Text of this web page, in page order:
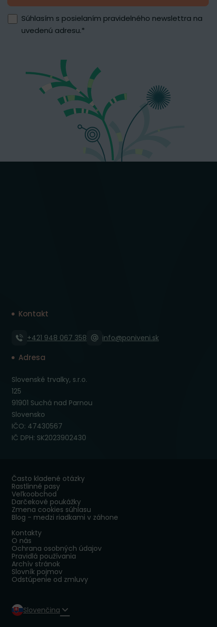
Súhlasím s posielaním pravidelného newslettra na
uvedenú adresu.*
Kontakt
+421 948 067 358 info@poniveni.sk
Adresa
Slovenské trvalky, s.r.o.
125
91901 Suchá nad Parnou
Slovensko
IČO: 47430567
IČ DPH: SK2023902430
Často kladené otázky
Rastlinné pasy
Veľkoobchod
Darčekové poukážky
Zmena cookies súhlasu
Blog - medzi riadkami v záhone
Kontakty
O nás
Ochrana osobných údajov
Pravidlá používania
Archív stránok
Slovník pojmov
Odstúpenie od zmluvy
Slovenčina